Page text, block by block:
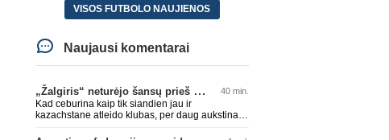
VISOS FUTBOLO NAUJIENOS
Naujausi komentarai
„Žalgiris“ neturėjo šansų prieš „Hajduk“ 40 min.
Kad ceburina kaip tik siandien jau ir
kazachstane atleido klubas, per daug aukstinat